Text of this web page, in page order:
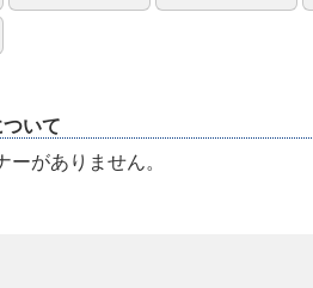
いて
ーがありません。